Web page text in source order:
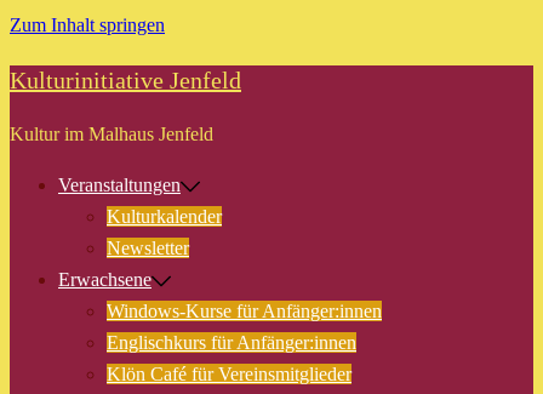
Zum Inhalt springen
Kulturinitiative Jenfeld
Kultur im Malhaus Jenfeld
Veranstaltungen
Kulturkalender
Newsletter
Erwachsene
Windows-Kurse für Anfänger:innen
Englischkurs für Anfänger:innen
Klön Café für Vereinsmitglieder